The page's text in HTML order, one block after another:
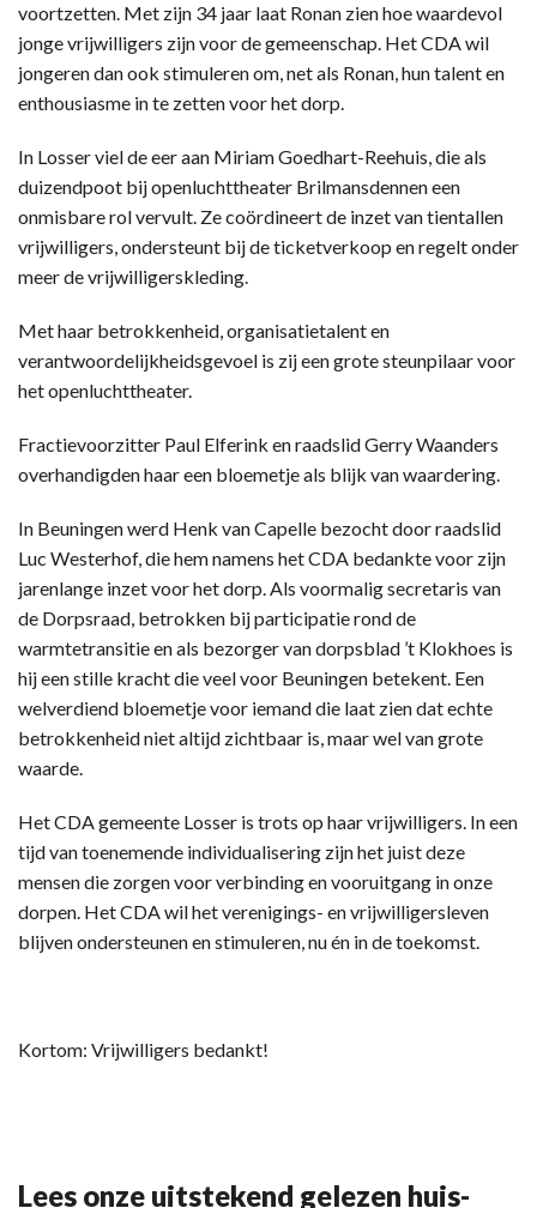
voortzetten. Met zijn 34 jaar laat Ronan zien hoe waardevol
jonge vrijwilligers zijn voor de gemeenschap. Het CDA wil
jongeren dan ook stimuleren om, net als Ronan, hun talent en
enthousiasme in te zetten voor het dorp.
In Losser viel de eer aan Miriam Goedhart-Reehuis, die als
duizendpoot bij openluchttheater Brilmansdennen een
onmisbare rol vervult. Ze coördineert de inzet van tientallen
vrijwilligers, ondersteunt bij de ticketverkoop en regelt onder
meer de vrijwilligerskleding.
Met haar betrokkenheid, organisatietalent en
verantwoordelijkheidsgevoel is zij een grote steunpilaar voor
het openluchttheater.
Fractievoorzitter Paul Elferink en raadslid Gerry Waanders
overhandigden haar een bloemetje als blijk van waardering.
In Beuningen werd Henk van Capelle bezocht door raadslid
Luc Westerhof, die hem namens het CDA bedankte voor zijn
jarenlange inzet voor het dorp. Als voormalig secretaris van
de Dorpsraad, betrokken bij participatie rond de
warmtetransitie en als bezorger van dorpsblad ’t Klokhoes is
hij een stille kracht die veel voor Beuningen betekent. Een
welverdiend bloemetje voor iemand die laat zien dat echte
betrokkenheid niet altijd zichtbaar is, maar wel van grote
waarde.
Het CDA gemeente Losser is trots op haar vrijwilligers. In een
tijd van toenemende individualisering zijn het juist deze
mensen die zorgen voor verbinding en vooruitgang in onze
dorpen. Het CDA wil het verenigings- en vrijwilligersleven
blijven ondersteunen en stimuleren, nu én in de toekomst.
Kortom: Vrijwilligers bedankt!
Lees onze uitstekend gelezen huis-